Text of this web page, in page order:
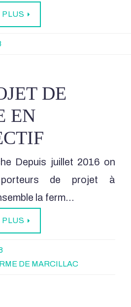
DE
EN
Depuis juillet 2016 on
de projet à
la ferm…
DE MARCILLAC